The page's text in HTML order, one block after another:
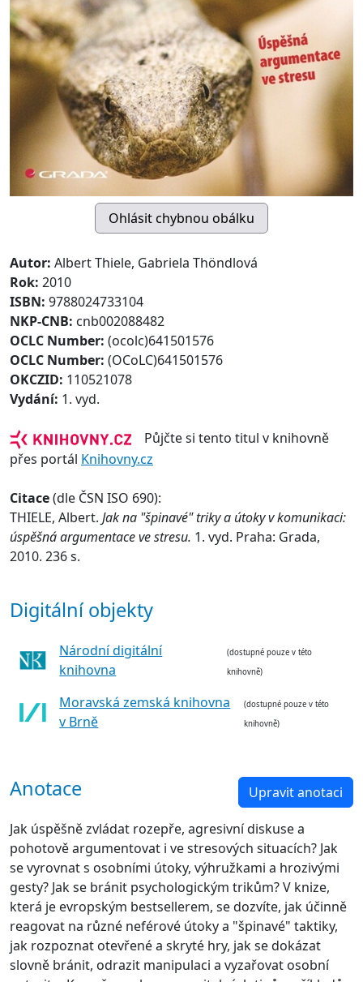
Autor: Albert Thiele, Gabriela Thöndlová
Rok: 2010
ISBN: 9788024733104
NKP-CNB: cnb002088482
OCLC Number: (ocolc)641501576
OCLC Number: (OCoLC)641501576
OKCZID: 110521078
Vydání: 1. vyd.
Půjčte si tento titul v knihovně
přes portál Knihovny.cz
Citace(dle ČSN ISO 690):
THIELE, Albert. Jak na "špinavé" triky a útoky v komunikaci:
úspěšná argumentace ve stresu. 1. vyd. Praha: Grada,
2010. 236 s.
Digitální objekty
Národní digitální
knihovna
(dostupné pouze v této
knihovně)
Moravská zemská knihovna
v Brně
(dostupné pouze v této
knihovně)
Anotace Upravit anotaci
Jak úspěšně zvládat rozepře, agresivní diskuse a
pohotově argumentovat i ve stresových situacích? Jak
se vyrovnat s osobními útoky, výhružkami a hrozivými
gesty? Jak se bránit psychologickým trikům? V knize,
která je evropským bestsellerem, se dozvíte, jak účinně
reagovat na různé neférové útoky a "špinavé" taktiky,
jak rozpoznat otevřené a skryté hry, jak se dokázat
slovně bránit, odrazit manipulaci a vyzařovat osobní